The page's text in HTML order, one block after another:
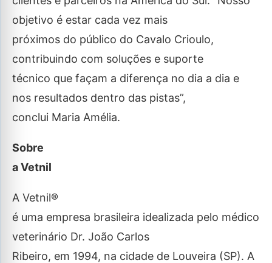
objetivo é estar cada vez mais
próximos do público do Cavalo Crioulo,
contribuindo com soluções e suporte
técnico que façam a diferença no dia a dia e
nos resultados dentro das pistas”,
conclui Maria Amélia.
Sobre
a Vetnil
A Vetnil®
é uma empresa brasileira idealizada pelo médico
veterinário Dr. João Carlos
Ribeiro, em 1994, na cidade de Louveira (SP). A